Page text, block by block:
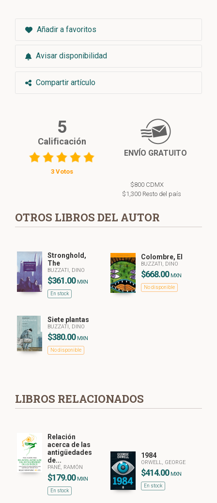
Añadir a favoritos
Avisar disponibilidad
Compartir artículo
5
Calificación
3 Votos
ENVÍO GRATUITO
$800 CDMX
$1,300 Resto del país
OTROS LIBROS DEL AUTOR
Stronghold,
The
BUZZATI, DINO
$361.00 MXN
En stock
Colombre, El
BUZZATI, DINO
$668.00 MXN
No disponible
Siete plantas
BUZZATI, DINO
$380.00 MXN
No disponible
LIBROS RELACIONADOS
Relación
acerca de las
antigüedades
de...
PANÉ, RAMÓN
$179.00 MXN
En stock
1984
ORWELL, GEORGE
$414.00 MXN
En stock